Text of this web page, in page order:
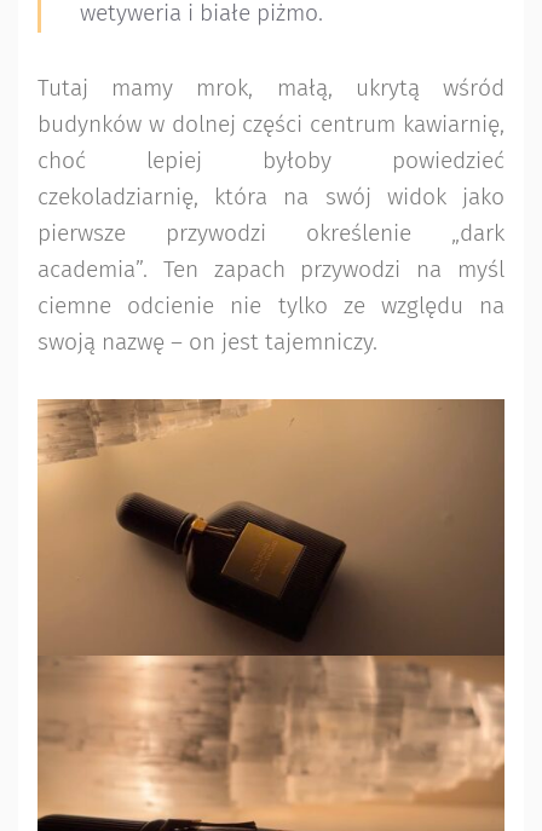
wetyweria i białe piżmo.
Tutaj mamy mrok, małą, ukrytą wśród
budynków w dolnej części centrum kawiarnię,
choć lepiej byłoby powiedzieć
czekoladziarnię, która na swój widok jako
pierwsze przywodzi określenie „dark
academia”. Ten zapach przywodzi na myśl
ciemne odcienie nie tylko ze względu na
swoją nazwę – on jest tajemniczy.